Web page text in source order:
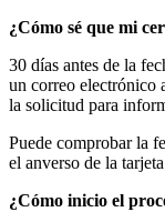
¿Cómo sé que mi
30 días antes de la
un correo electrónico
la solicitud para
Puede comprobar la
el anverso de la
¿Cómo inicio el